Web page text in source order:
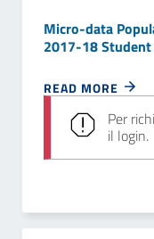
Micro-data
2017-18
READ MORE
Per
il login.